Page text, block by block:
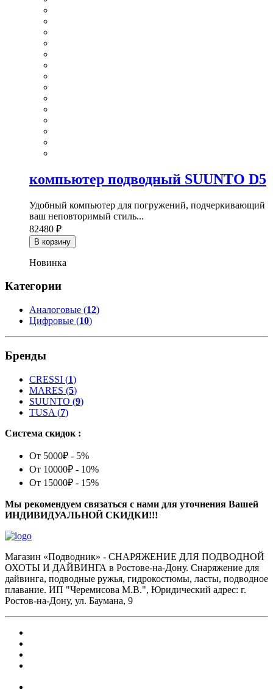
компьютер подводный SUUNTO D5
Удобный компьютер для погружений, подчеркивающий
ваш неповторимый стиль...
82480 ₽
В корзину
Новинка
Категории
Аналоговые (12)
Цифровые (10)
Бренды
CRESSI (1)
MARES (5)
SUUNTO (9)
TUSA (7)
Система скидок :
От 5000₽ - 5%
От 10000₽ - 10%
От 15000₽ - 15%
Мы рекомендуем связаться с нами для уточнения Вашей
ИНДИВИДУАЛЬНОЙ СКИДКИ!!!
Магазин «Подводник» - СНАРЯЖЕНИЕ ДЛЯ ПОДВОДНОЙ
ОХОТЫ И ДАЙВИНГА в Ростове-на-Дону. Снаряжение для
дайвинга, подводные ружья, гидрокостюмы, ласты, подводное
плавание. ИП "Черемисова М.В.", Юридический адрес: г.
Ростов-на-Дону, ул. Баумана, 9